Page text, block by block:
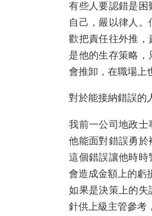
有些人要認錯是
自己，嚴以律人
歡把責任往外推，
是他的生存策略
會推卸，在職場上
對於能接納錯誤的
我前一公司地政
他能面對錯誤勇於
這個錯誤讓他時時
會造成金額上的虧
如果是決策上的
針供上級主管參考